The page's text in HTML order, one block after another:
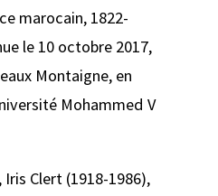
marocain, 1822-
le 10 octobre 2017,
Montaigne, en
Mohammed V
Iris Clert (1918-1986),